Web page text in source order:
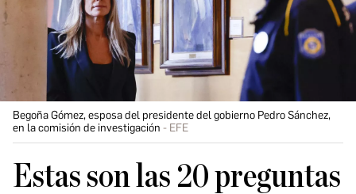
Begoña Gómez, esposa del presidente del gobierno Pedro Sánchez,
en la comisión de investigación
EFE
Estas son las 20 preguntas